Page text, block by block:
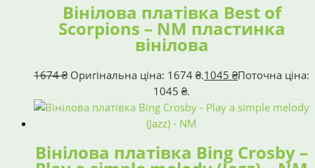
Вінілова платівка Best of
Scorpions – NM пластинка
вінілова
1674₴ Оригінальна ціна: 1674 ₴.1045 ₴Поточна ціна:
1045 ₴.
Вінілова платівка Bing Crosby –